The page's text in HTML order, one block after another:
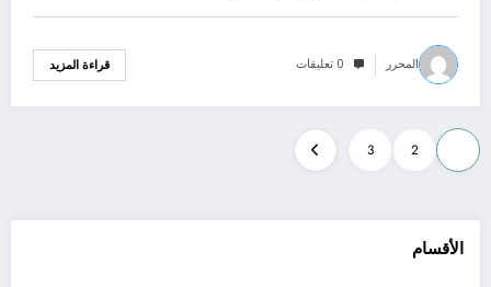
المحرر 0 تعليقات قراءة المزيد
Posts
pagination
2
3
الأقسام